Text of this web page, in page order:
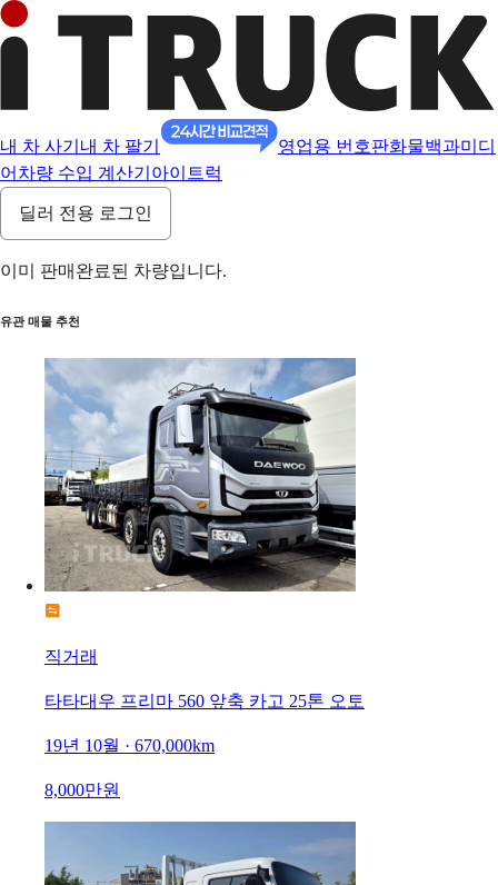
내 차 사기 내 차 팔기 영업용 번호판화물백과미디
어 차량 수입 계산기 아이트럭
딜러 전용 로그인
이미 판매완료된 차량입니다.
유관 매물 추천
직거래
타타대우 프리마 560 앞축 카고 25톤 오토
19년 10월 · 670,000km
8,000만원